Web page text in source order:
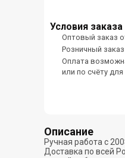
Описание
Ручная работа с
Доставка по всей
Условия заказа
Оптовый заказ
Розничный
Оплата
или по счёту